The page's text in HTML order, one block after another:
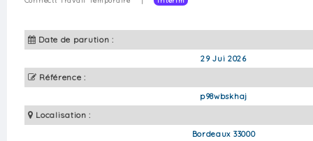
Date de parution :
29 Jui 2026
Référence :
p98wbskhaj
Localisation :
Bordeaux 33000